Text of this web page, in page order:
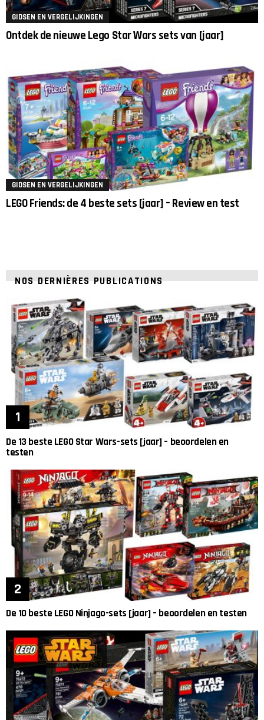
GIDSEN EN VERGELIJKINGEN
Ontdek de nieuwe Lego Star Wars sets van [jaar]
GIDSEN EN VERGELIJKINGEN
LEGO Friends: de 4 beste sets [jaar] – Review en test
NOS DERNIÈRES PUBLICATIONS
De 13 beste LEGO Star Wars-sets [jaar] – beoordelen en
testen
De 10 beste LEGO Ninjago-sets [jaar] – beoordelen en testen